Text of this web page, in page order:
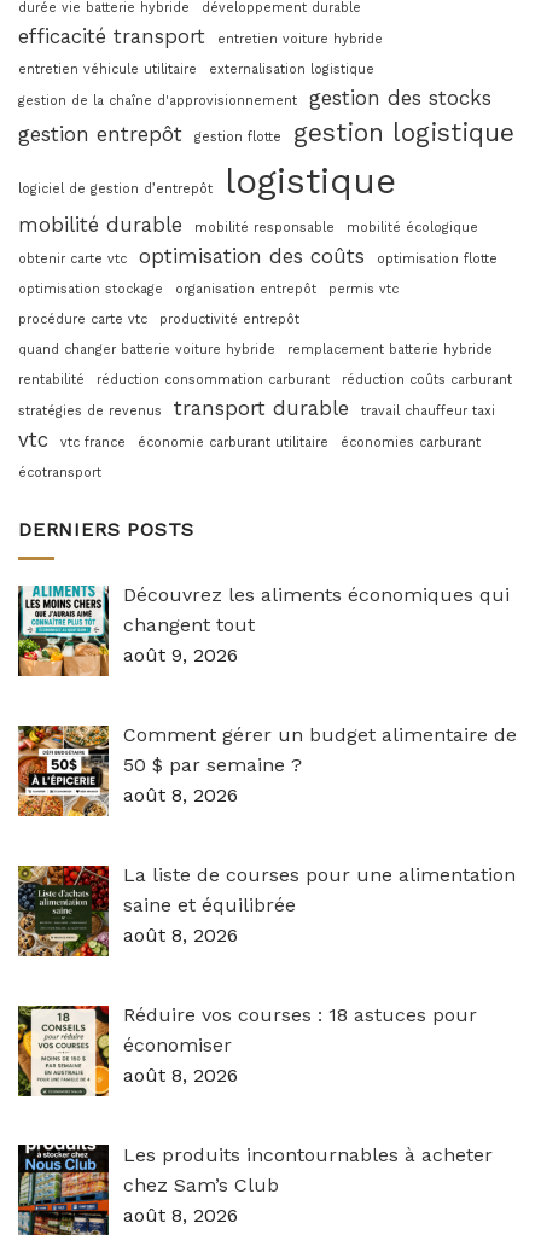
durée vie batterie hybride développement durable
efficacité transport
entretien voiture hybride
entretien véhicule utilitaire
externalisation logistique
gestion de la chaîne d'approvisionnement
gestion des stocks
gestion entrepôt
gestion flotte gestion logistique
logiciel de gestion d’entrepôt logistique
mobilité durable mobilité responsable
mobilité écologique
obtenir carte vtc
optimisation des coûts
optimisation flotte
optimisation stockage
organisation entrepôt
permis vtc
procédure carte vtc
productivité entrepôt
quand changer batterie voiture hybride
remplacement batterie hybride
rentabilité
réduction consommation carburant
réduction coûts carburant
stratégies de revenus
transport durable travail chauffeur taxi
vtc vtc france économie carburant utilitaire
économies carburant
écotransport
DERNIERS POSTS
Découvrez les aliments économiques qui
changent tout
août 9, 2026
Comment gérer un budget alimentaire de
50 $ par semaine ?
août 8, 2026
La liste de courses pour une alimentation
saine et équilibrée
août 8, 2026
Réduire vos courses : 18 astuces pour
économiser
août 8, 2026
Les produits incontournables à acheter
chez Sam’s Club
août 8, 2026